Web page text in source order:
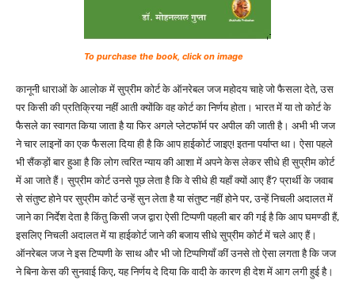
To purchase the book, click on image
कानूनी धाराओं के आलोक में सुप्रीम कोर्ट के ऑनरेबल जज महोदय चाहे जो फैसला देते, उस
पर किसी की प्रतिक्रिया नहीं आती क्योंकि वह कोर्ट का निर्णय होता। भारत में या तो कोर्ट के
फैसले का स्वागत किया जाता है या फिर अगले प्लेटफॉर्म पर अपील की जाती है। अभी भी जज
ने चार लाइनों का एक फैसला दिया ही है कि आप हाईकोर्ट जाइए! इतना पर्याप्त था। ऐसा पहले
भी सैंकड़ों बार हुआ है कि लोग त्वरित न्याय की आशा में अपने केस लेकर सीधे ही सुप्रीम कोर्ट
में आ जाते हैं। सुप्रीम कोर्ट उनसे पूछ लेता है कि वे सीधे ही यहाँ क्यों आए हैं? प्रार्थी के जवाब
से संतुष्ट होने पर सुप्रीम कोर्ट उन्हें सुन लेता है या संतुष्ट नहीं होने पर, उन्हें निचली अदालत में
जाने का निर्देश देता है किंतु किसी जज द्वारा ऐसी टिप्पणी पहली बार की गई है कि आप घमण्डी हैं,
इसलिए निचली अदालत में या हाईकोर्ट जाने की बजाय सीधे सुप्रीम कोर्ट में चले आए हैं।
ऑनरेबल जज ने इस टिप्पणी के साथ और भी जो टिप्पणियाँ कीं उनसे तो ऐसा लगता है कि जज
ने बिना केस की सुनवाई किए, यह निर्णय दे दिया कि वादी के कारण ही देश में आग लगी हुई है।